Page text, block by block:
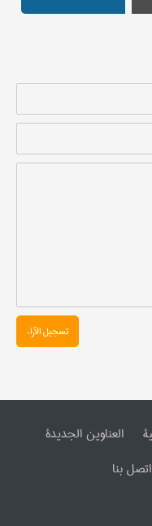
تسجیل الآراء
العناوین الجدیدة
اتصل بنا